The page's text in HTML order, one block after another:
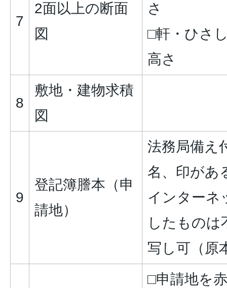
7
2面以上の断面
図
さ
□軒・ひさ
高さ
8
敷地・建物求積
図
9
登記簿謄本（申
請地）
法務局備え
名、印があ
インターネ
したものは
写し可（原
□申請地を